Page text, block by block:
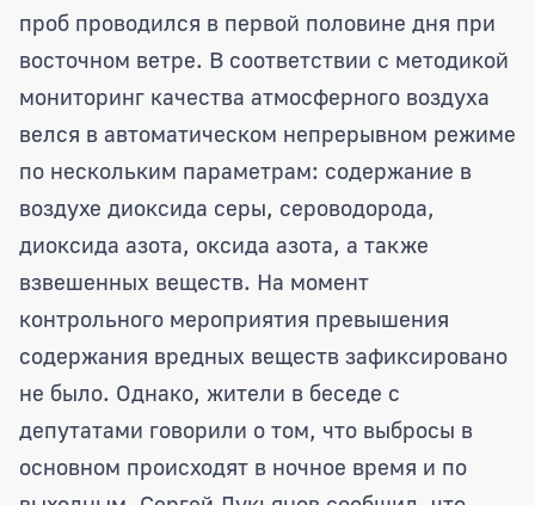
проб проводился в первой половине дня при
восточном ветре. В соответствии с методикой
мониторинг качества атмосферного воздуха
велся в автоматическом непрерывном режиме
по нескольким параметрам: содержание в
воздухе диоксида серы, сероводорода,
диоксида азота, оксида азота, а также
взвешенных веществ. На момент
контрольного мероприятия превышения
содержания вредных веществ зафиксировано
не было. Однако, жители в беседе с
депутатами говорили о том, что выбросы в
основном происходят в ночное время и по